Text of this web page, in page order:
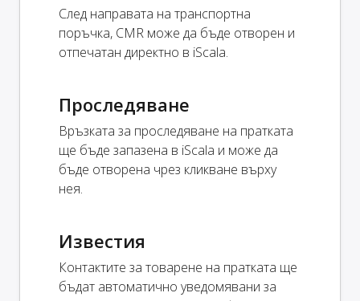
След направата на транспортна
поръчка, CMR може да бъде отворен и
отпечатан директно в iScala.
Проследяване
Връзката за проследяване на пратката
ще бъде запазена в iScala и може да
бъде отворена чрез кликване върху
нея.
Известия
Контактите за товарене на пратката ще
бъдат автоматично уведомявани за